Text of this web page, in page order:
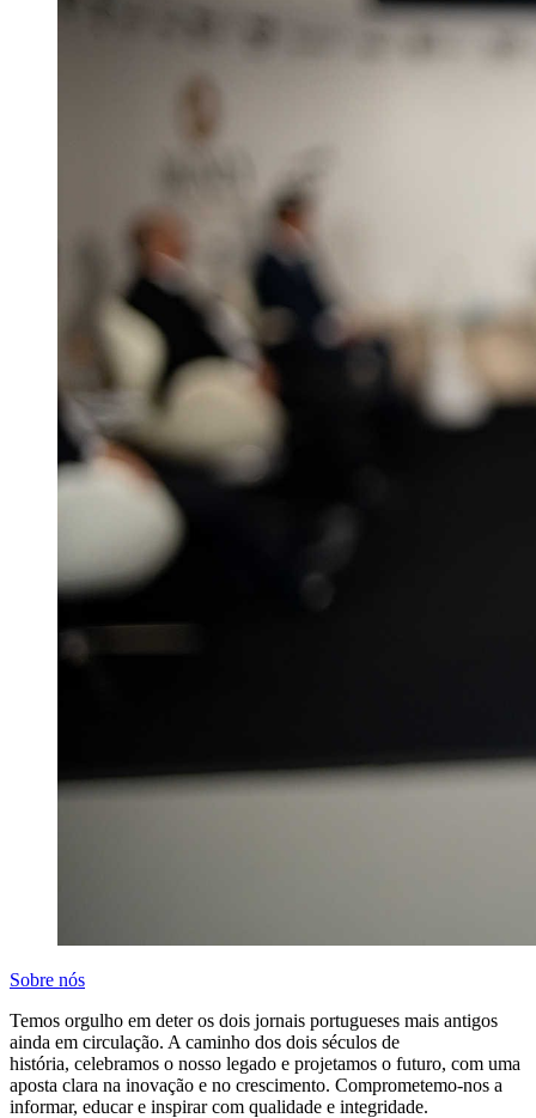
Sobre nós
Temos orgulho em deter os dois jornais portugueses mais antigos
ainda em circulação. A caminho dos dois séculos de
história, celebramos o nosso legado e projetamos o futuro, com uma
aposta clara na inovação e no crescimento. Comprometemo-nos a
informar, educar e inspirar com qualidade e integridade.